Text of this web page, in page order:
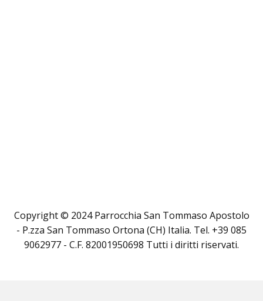
Copyright © 2024 Parrocchia San Tommaso Apostolo
- P.zza San Tommaso Ortona (CH) Italia. Tel. +39 085
9062977 - C.F. 82001950698 Tutti i diritti riservati.